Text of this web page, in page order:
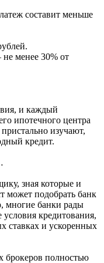
составит меньше
менее 30% от
и каждый
ипотечного центра
изучают,
кредит.
зная которые и
может подобрать банк
многие банки рады
кредитования,
ставках и ускоренных
брокеров полностью